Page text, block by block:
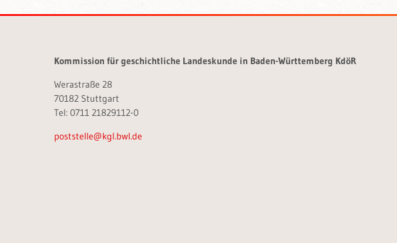
Kommission für geschichtliche Landeskunde in Baden-Württemberg KdöR
Werastraße 28
70182 Stuttgart
Tel: 0711 21829112-0
poststelle@kgl.bwl.de